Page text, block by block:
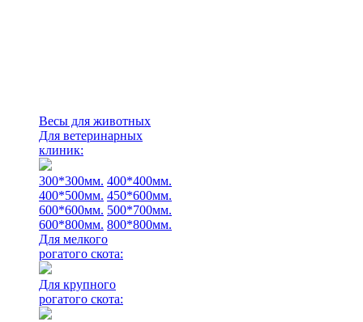
Весы для животных
Для ветеринарных
клиник:
300*300мм. 400*400мм.
400*500мм. 450*600мм.
600*600мм. 500*700мм.
600*800мм. 800*800мм.
Для мелкого
рогатого скота:
Для крупного
рогатого скота: